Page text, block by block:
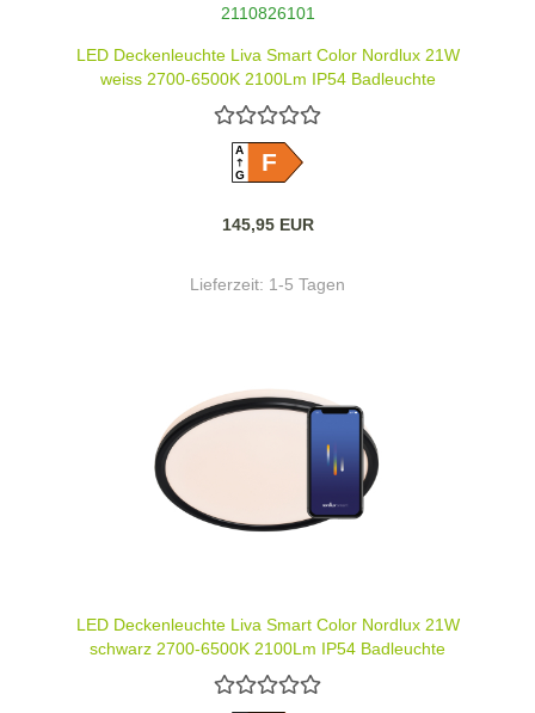
LED Deckenleuchte Liva Smart Color Nordlux 21W
weiss 2700-6500K 2100Lm IP54 Badleuchte
2110826101
A
GF
145,95 EUR
Lieferzeit: 1-5 Tagen
LED Deckenleuchte Liva Smart Color Nordlux 21W
schwarz 2700-6500K 2100Lm IP54 Badleuchte
2110826103